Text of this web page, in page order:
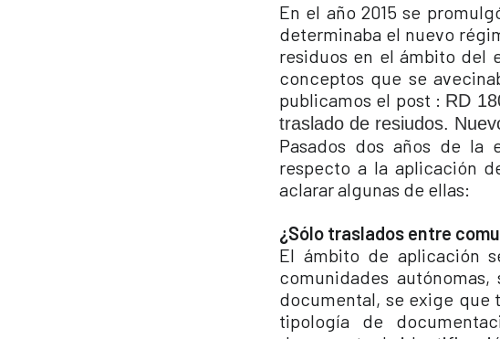
En el año 2015 se
determinaba el nuevo
residuos en el ámbito del
conceptos que se
publicamos el post : RD
traslado de resiudos.
Pasados dos años de la
respecto a la aplicación
aclarar algunas de ellas:
¿Sólo traslados entre
El ámbito de aplicación
comunidades
documental, se exige que
tipología de